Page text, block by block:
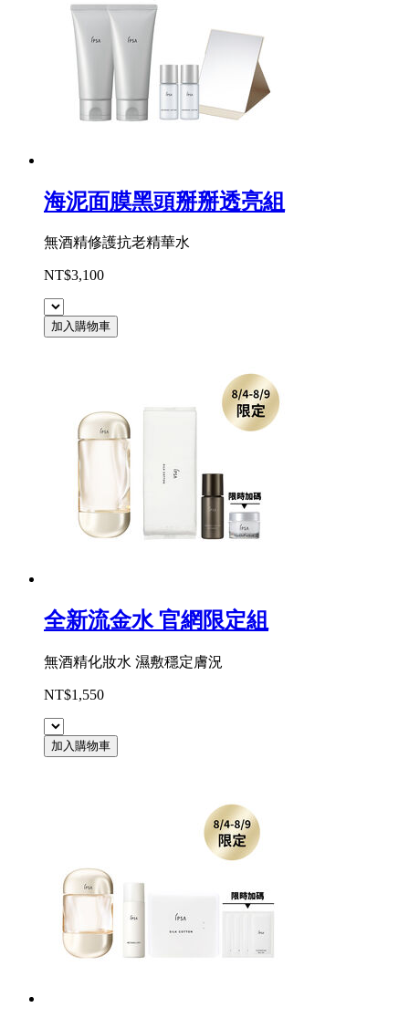
海泥面膜黑頭掰掰透亮組
無酒精修護抗老精華水
NT$3,100
加入購物車
全新流金水 官網限定組
無酒精化妝水 濕敷穩定膚況
NT$1,550
加入購物車